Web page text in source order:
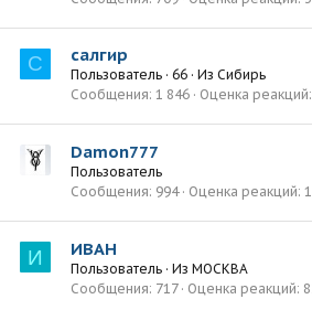
С салгир
Пользователь · 66 · Из Сибирь
Сообщения 1 846 Оценка реакций
Damon777
Пользователь
Сообщения 994 Оценка реакций
И ИВАН
Пользователь · Из МОСКВА
Сообщения 717 Оценка реакций